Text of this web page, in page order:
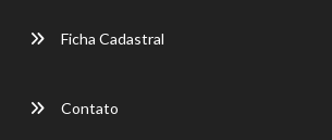
Ficha Cadastral
Contato